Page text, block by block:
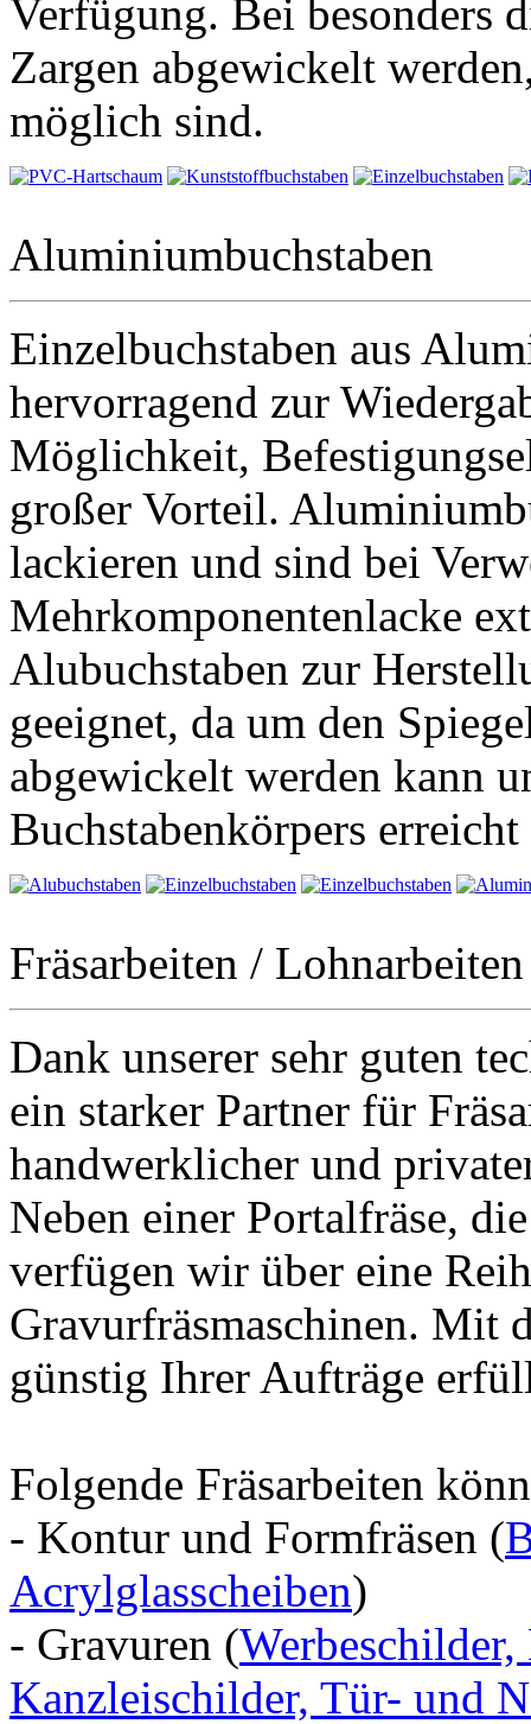
Verfügung. Bei besonders
Zargen abgewickelt
möglich sind.
Aluminiumbuchstaben
Einzelbuchstaben aus
hervorragend zur
Möglichkeit,
großer Vorteil.
lackieren und sind bei
Mehrkomponentenlacke
Alubuchstaben zur
geeignet, da um den
abgewickelt werden kann
Buchstabenkörpers
Fräsarbeiten / Lohnarbeiten
Dank unserer sehr guten
ein starker Partner für
handwerklicher und
Neben einer Portalfräse,
verfügen wir über eine
Gravurfräsmaschinen. Mit
günstig Ihrer Aufträge
Folgende Fräsarbeiten
- Kontur und Formfräsen (
Acrylglasscheiben)
- Gravuren (Werbeschilder,
Kanzleischilder, Tür- und